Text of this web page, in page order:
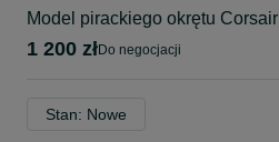
Model pirackiego okrętu Corsair
1 200 zł do negocjacji
Stan: Nowe